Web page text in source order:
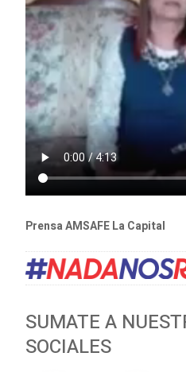
Prensa AMSAFE La Capital
SUMATE A
SOCIALES